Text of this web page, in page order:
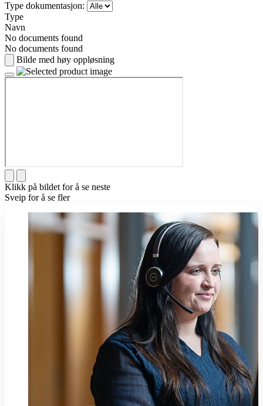
Type dokumentasjon:
Type
Navn
No documents found
No documents found
Bilde med høy oppløsning
Klikk på bildet for å se neste
Sveip for å se fler